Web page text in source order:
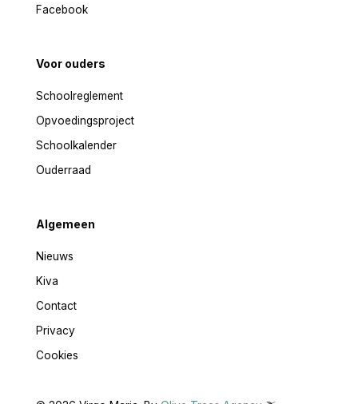
Facebook
Voor ouders
Schoolreglement
Opvoedingsproject
Schoolkalender
Ouderraad
Algemeen
Nieuws
Kiva
Contact
Privacy
Cookies